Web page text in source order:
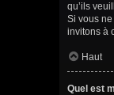
qu’ils
Si vous
invitons à
Haut
Quel est